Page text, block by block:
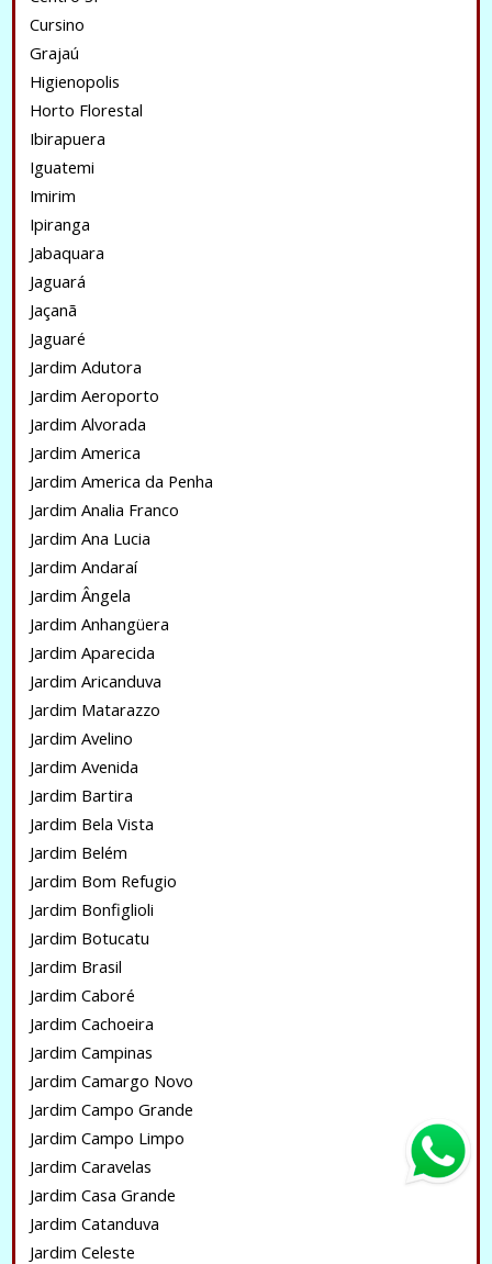
Cursino
Grajaú
Higienopolis
Horto Florestal
Ibirapuera
Iguatemi
Imirim
Ipiranga
Jabaquara
Jaguará
Jaçanã
Jaguaré
Jardim Adutora
Jardim Aeroporto
Jardim Alvorada
Jardim America
Jardim America da Penha
Jardim Analia Franco
Jardim Ana Lucia
Jardim Andaraí
Jardim Ângela
Jardim Anhangüera
Jardim Aparecida
Jardim Aricanduva
Jardim Matarazzo
Jardim Avelino
Jardim Avenida
Jardim Bartira
Jardim Bela Vista
Jardim Belém
Jardim Bom Refugio
Jardim Bonfiglioli
Jardim Botucatu
Jardim Brasil
Jardim Caboré
Jardim Cachoeira
Jardim Campinas
Jardim Camargo Novo
Jardim Campo Grande
Jardim Campo Limpo
Jardim Caravelas
Jardim Casa Grande
Jardim Catanduva
Jardim Celeste